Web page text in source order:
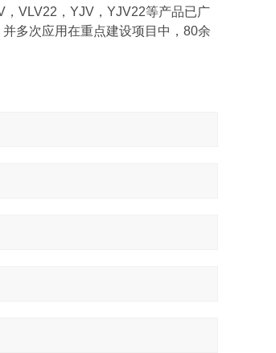
VLV22，YJV，YJV22等产品已广
多次应用在重点建设项目中，80余